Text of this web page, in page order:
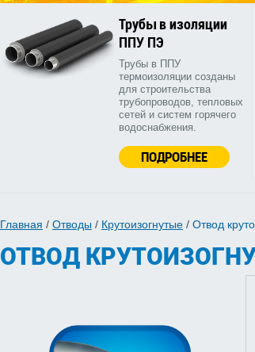
Трубы в изоляции
ППУ ПЭ
Трубы в ППУ
термоизоляции созданы
для строительства
трубопроводов, тепловых
сетей и систем горячего
водоснабжения.
ПОДРОБНЕЕ
Главная / Отводы / Крутоизогнутые / Отвод
ОТВОД